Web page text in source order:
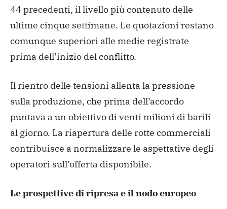
44 precedenti, il livello più contenuto delle
ultime cinque settimane. Le quotazioni restano
comunque superiori alle medie registrate
prima dell’inizio del conflitto.
Il rientro delle tensioni allenta la pressione
sulla produzione, che prima dell’accordo
puntava a un obiettivo di venti milioni di barili
al giorno. La riapertura delle rotte commerciali
contribuisce a normalizzare le aspettative degli
operatori sull’offerta disponibile.
Le prospettive di ripresa e il nodo europeo